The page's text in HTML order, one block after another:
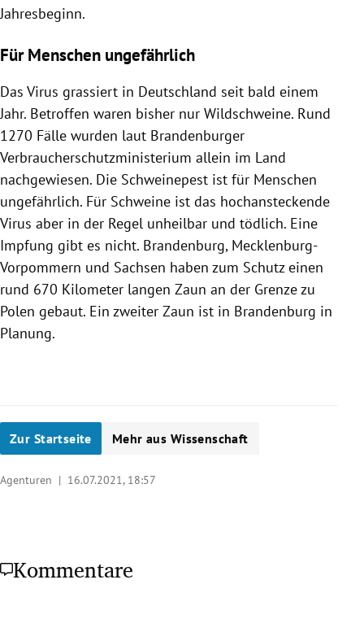
Jahresbeginn.
Für Menschen ungefährlich
Das Virus grassiert in Deutschland seit bald einem
Jahr. Betroffen waren bisher nur Wildschweine. Rund
1270 Fälle wurden laut Brandenburger
Verbraucherschutzministerium allein im Land
nachgewiesen. Die Schweinepest ist für Menschen
ungefährlich. Für Schweine ist das hochansteckende
Virus aber in der Regel unheilbar und tödlich. Eine
Impfung gibt es nicht. Brandenburg, Mecklenburg-
Vorpommern und Sachsen haben zum Schutz einen
rund 670 Kilometer langen Zaun an der Grenze zu
Polen gebaut. Ein zweiter Zaun ist in Brandenburg in
Planung.
Zur Startseite Mehr aus Wissenschaft
Agenturen | 16.07.2021, 18:57
Kommentare